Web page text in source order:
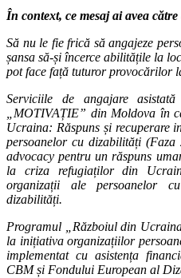
În context, ce mesaj ai avea
Să nu le fie frică să angajeze
șansa să-și încerce abilitățile la
pot face față tuturor provocărilor
Serviciile de angajare
„MOTIVAȚIE” din Moldova în
Ucraina: Răspuns și recuperare
persoanelor cu dizabilități
advocacy pentru un răspuns
la criza refugiaților din
organizații ale persoanelor
dizabilități.
Programul „Războiul din
la inițiativa organizațiilor
implementat cu asistența
CBM și Fondului European al